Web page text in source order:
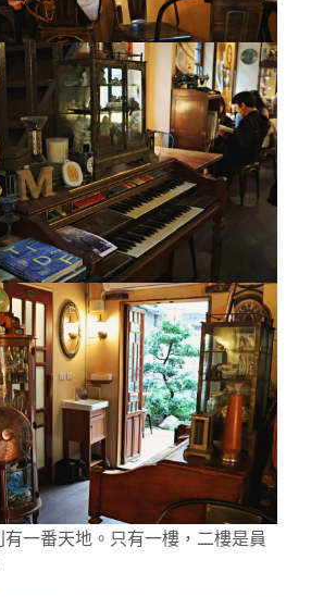
一番天地。只有一樓，二樓是員